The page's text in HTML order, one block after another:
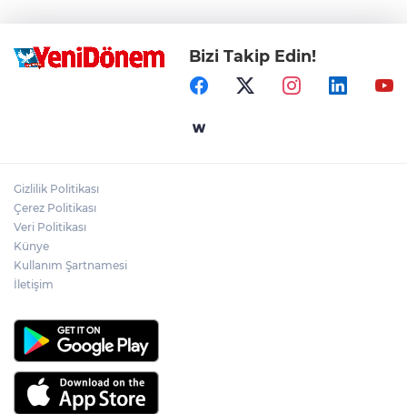
Bizi Takip Edin!
Gizlilik Politikası
Çerez Politikası
Veri Politikası
Künye
Kullanım Şartnamesi
İletişim